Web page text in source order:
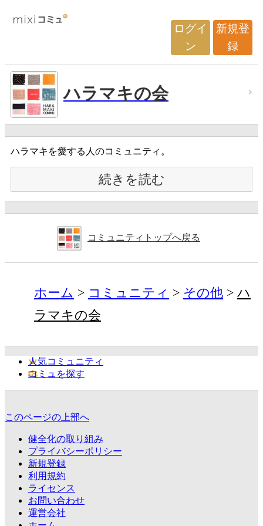
ログイ
ン
新規登
録
ハラマキの会
ハラマキを愛する人のコミュニティ。
続きを読む
コミュニティトップへ戻る
ホーム コミュニティ その他
ハ
ラマキの会
人気コミュニティ
コミュを探す
このページの上部へ
健全化の取り組み
プライバシーポリシー
新規登録
利用規約
ライセンス
お問い合わせ
運営会社